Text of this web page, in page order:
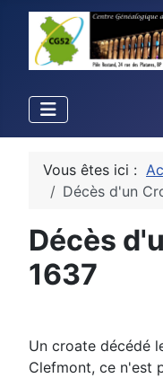
Vous êtes ici :
Décès d'un
Décès
1637
Un croate décédé
Clefmont, ce n'est